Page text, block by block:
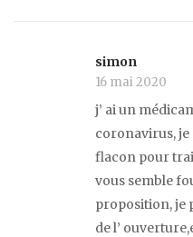
simon
16 mai 2020
j’ ai un
coronavirus,
flacon pour
vous semble
proposition, je
de l’